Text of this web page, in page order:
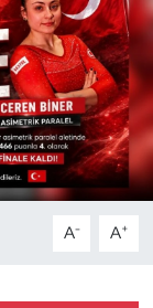
A- A+